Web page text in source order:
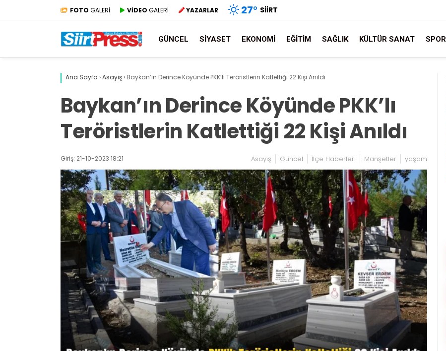
FOTO GALERİ VİDEO GALERİ YAZARLAR 27° SIIRT
GÜNCEL SIYASET EKONOMI EĞITIM SAĞLIK KÜLTÜR SANAT SPOR
Ana Sayfa ›Asayiş› Baykan’ın Derince Köyünde PKK’lı Teröristlerin Katlettiği 22 Kişi Anıldı
Baykan’ın Derince Köyünde PKK’lı
Teröristlerin Katlettiği 22 Kişi Anıldı
Giriş: 21-10-2023 18:21 Asayiş Güncel İlçe Haberleri Manşetler yaşam